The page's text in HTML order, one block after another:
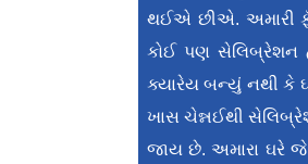
થઈએ છીએ. અમારી
કોઈ પણ
ક્યારેય બન્યું નથી કે
ખાસ ચેન્નઈથી
જાય છે. અમારા ઘરે જે